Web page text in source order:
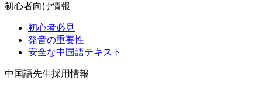
初心者向け情報
初心者必見
発音の重要性
安全な中国語テキスト
中国語先生採用情報